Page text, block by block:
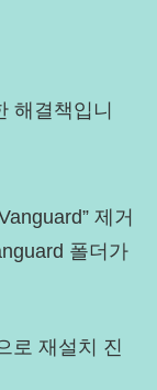
해결책입니
제거
폴더가
로 재설치 진